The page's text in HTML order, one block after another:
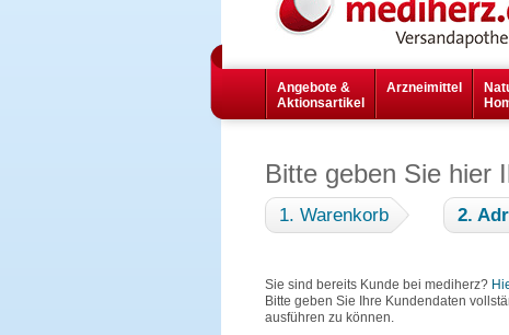
Angebote &
Aktionsartikel
Arzneimittel
Bitte geben Sie hier
1. Warenkorb 2.
Sie sind bereits Kunde bei mediherz?
Bitte geben Sie Ihre Kundendaten
ausführen zu können.